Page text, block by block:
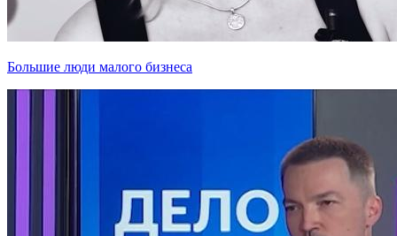
Большие люди малого бизнеса